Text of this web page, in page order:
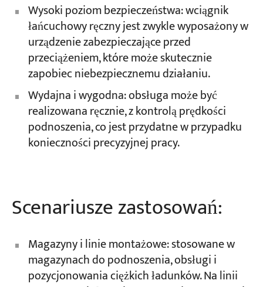
Wysoki poziom bezpieczeństwa: wciągnik
łańcuchowy ręczny jest zwykle wyposażony w
urządzenie zabezpieczające przed
przeciążeniem, które może skutecznie
zapobiec niebezpiecznemu działaniu.
Wydajna i wygodna: obsługa może być
realizowana ręcznie, z kontrolą prędkości
podnoszenia, co jest przydatne w przypadku
konieczności precyzyjnej pracy.
Scenariusze zastosowań:
Magazyny i linie montażowe: stosowane w
magazynach do podnoszenia, obsługi i
pozycjonowania ciężkich ładunków. Na linii